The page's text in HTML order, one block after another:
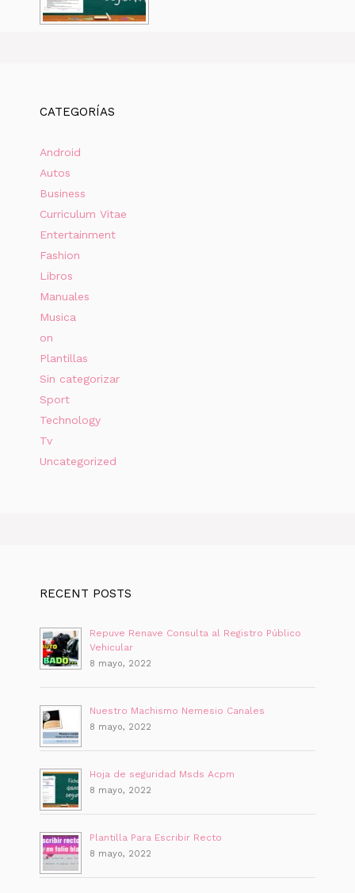
CATEGORÍAS
Android
Autos
Business
Curriculum Vitae
Entertainment
Fashion
Libros
Manuales
Musica
on
Plantillas
Sin categorizar
Sport
Technology
Tv
Uncategorized
RECENT POSTS
Repuve Renave Consulta al Registro Público
Vehicular
8 mayo, 2022
Nuestro Machismo Nemesio Canales
8 mayo, 2022
Hoja de seguridad Msds Acpm
8 mayo, 2022
Plantilla Para Escribir Recto
8 mayo, 2022